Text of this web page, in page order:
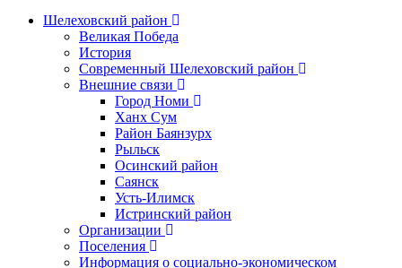
Шелеховский район
Великая Победа
История
Современный Шелеховский район
Внешние связи
Город Номи
Ханх Сум
Район Баянзурх
Рыльск
Осинский район
Саянск
Усть-Илимск
Истринский район
Организации
Поселения
Информация о социально-экономическом